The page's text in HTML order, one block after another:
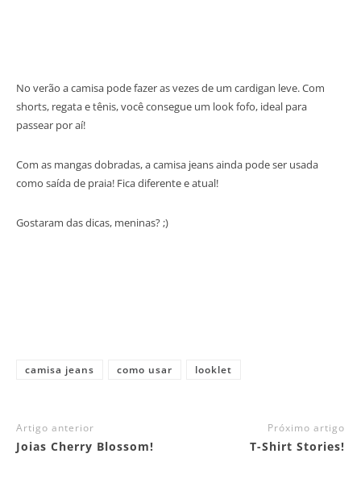
No verão a camisa pode fazer as vezes de um cardigan leve. Com
shorts, regata e tênis, você consegue um look fofo, ideal para
passear por aí!
Com as mangas dobradas, a camisa jeans ainda pode ser usada
como saída de praia! Fica diferente e atual!
Gostaram das dicas, meninas? ;)
camisa jeans como usar looklet
Artigo anterior
Joias Cherry Blossom!
Próximo artigo
T-Shirt Stories!